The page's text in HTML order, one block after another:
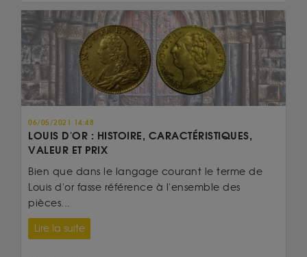
06/05/2021 14:48
LOUIS D'OR : HISTOIRE, CARACTÉRISTIQUES,
VALEUR ET PRIX
Bien que dans le langage courant le terme de
Louis d'or fasse référence à l'ensemble des
pièces...
Lire la suite